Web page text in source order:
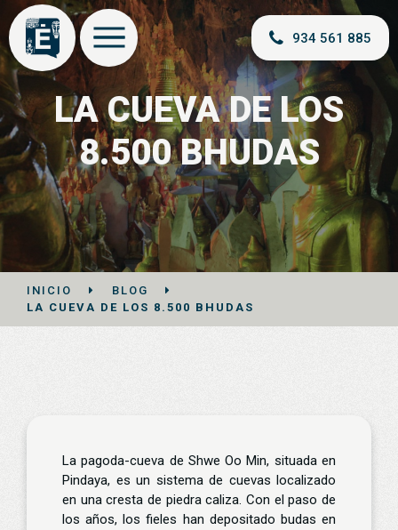
934 561 885
LA CUEVA DE LOS
8.500 BHUDAS
INICIO
BLOG
LA CUEVA DE LOS 8.500 BHUDAS
La pagoda-cueva de Shwe Oo Min, situada en
Pindaya, es un sistema de cuevas localizado
en una cresta de piedra caliza. Con el paso de
los años, los fieles han depositado budas en